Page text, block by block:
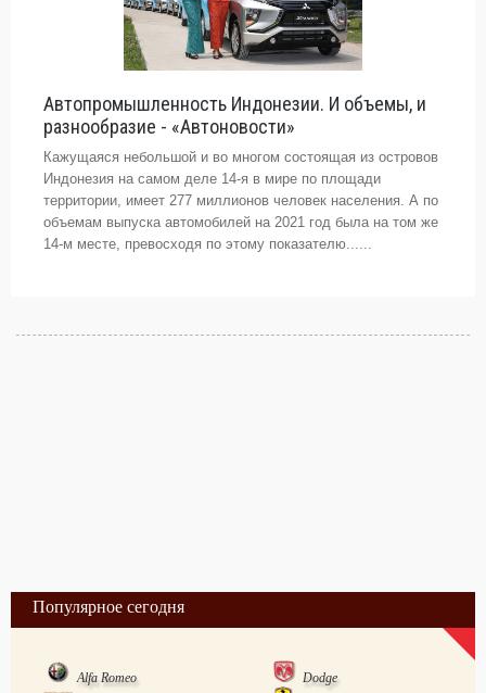
Автопромышленность Индонезии. И объемы, и
разнообразие - «Автоновости»
Кажущаяся небольшой и во многом состоящая из островов
Индонезия на самом деле 14-я в мире по площади
территории, имеет 277 миллионов человек населения. А по
объемам выпуска автомобилей на 2021 год была на том же
14-м месте, превосходя по этому показателю......
Популярное сегодня
Alfa Romeo
Dodge